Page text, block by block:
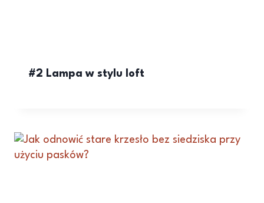
#2 Lampa w stylu loft